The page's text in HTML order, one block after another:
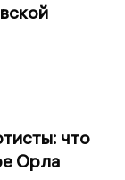
что
Орла